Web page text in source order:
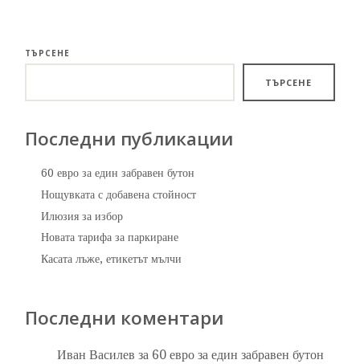
ТЪРСЕНЕ
ТЪРСЕНЕ
Последни публикации
60 евро за един забравен бутон
Нощувката с добавена стойност
Илюзия за избор
Новата тарифа за паркиране
Касата лъже, етикетът мълчи
Последни коментари
Иван Василев за 60 евро за един забравен бутон